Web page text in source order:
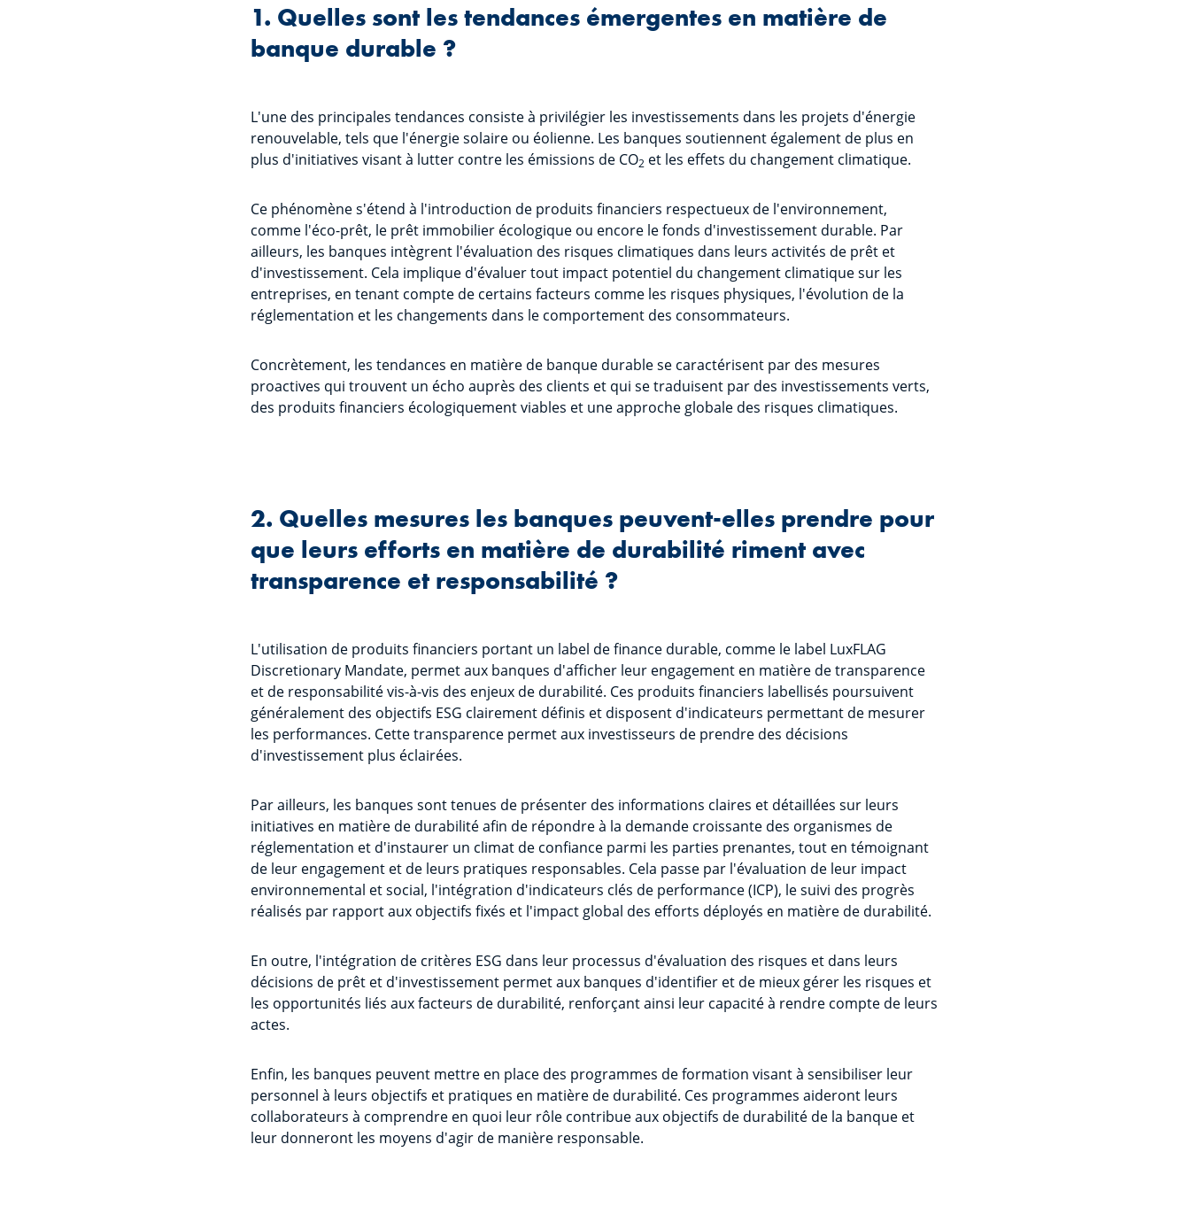
1. Quelles sont les tendances émergentes en matière de
banque durable ?
L'une des principales tendances consiste à privilégier les investissements dans les projets d'énergie
renouvelable, tels que l'énergie solaire ou éolienne. Les banques soutiennent également de plus en
plus d'initiatives visant à lutter contre les émissions de CO2 et les effets du changement climatique.
Ce phénomène s'étend à l'introduction de produits financiers respectueux de l'environnement,
comme l'éco-prêt, le prêt immobilier écologique ou encore le fonds d'investissement durable. Par
ailleurs, les banques intègrent l'évaluation des risques climatiques dans leurs activités de prêt et
d'investissement. Cela implique d'évaluer tout impact potentiel du changement climatique sur les
entreprises, en tenant compte de certains facteurs comme les risques physiques, l'évolution de la
réglementation et les changements dans le comportement des consommateurs.
Concrètement, les tendances en matière de banque durable se caractérisent par des mesures
proactives qui trouvent un écho auprès des clients et qui se traduisent par des investissements verts,
des produits financiers écologiquement viables et une approche globale des risques climatiques.
2. Quelles mesures les banques peuvent-elles prendre pour
que leurs efforts en matière de durabilité riment avec
transparence et responsabilité ?
L'utilisation de produits financiers portant un label de finance durable, comme le label LuxFLAG
Discretionary Mandate, permet aux banques d'afficher leur engagement en matière de transparence
et de responsabilité vis-à-vis des enjeux de durabilité. Ces produits financiers labellisés poursuivent
généralement des objectifs ESG clairement définis et disposent d'indicateurs permettant de mesurer
les performances. Cette transparence permet aux investisseurs de prendre des décisions
d'investissement plus éclairées.
Par ailleurs, les banques sont tenues de présenter des informations claires et détaillées sur leurs
initiatives en matière de durabilité afin de répondre à la demande croissante des organismes de
réglementation et d'instaurer un climat de confiance parmi les parties prenantes, tout en témoignant
de leur engagement et de leurs pratiques responsables. Cela passe par l'évaluation de leur impact
environnemental et social, l'intégration d'indicateurs clés de performance (ICP), le suivi des progrès
réalisés par rapport aux objectifs fixés et l'impact global des efforts déployés en matière de durabilité.
En outre, l'intégration de critères ESG dans leur processus d'évaluation des risques et dans leurs
décisions de prêt et d'investissement permet aux banques d'identifier et de mieux gérer les risques et
les opportunités liés aux facteurs de durabilité, renforçant ainsi leur capacité à rendre compte de leurs
actes.
Enfin, les banques peuvent mettre en place des programmes de formation visant à sensibiliser leur
personnel à leurs objectifs et pratiques en matière de durabilité. Ces programmes aideront leurs
collaborateurs à comprendre en quoi leur rôle contribue aux objectifs de durabilité de la banque et
leur donneront les moyens d'agir de manière responsable.